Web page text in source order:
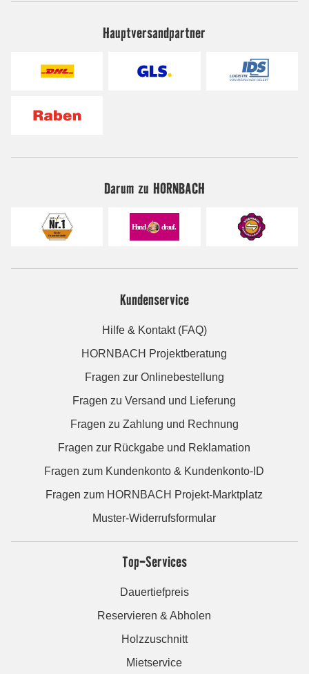
Hauptversandpartner
Darum zu HORNBACH
Kundenservice
Hilfe & Kontakt (FAQ)
HORNBACH Projektberatung
Fragen zur Onlinebestellung
Fragen zu Versand und Lieferung
Fragen zu Zahlung und Rechnung
Fragen zur Rückgabe und Reklamation
Fragen zum Kundenkonto & Kundenkonto-ID
Fragen zum HORNBACH Projekt-Marktplatz
Muster-Widerrufsformular
Top-Services
Dauertiefpreis
Reservieren & Abholen
Holzzuschnitt
Mietservice